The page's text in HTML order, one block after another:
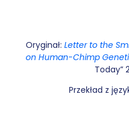
Oryginał: Letter to the
on Human-Chimp
Today”
Przekład z